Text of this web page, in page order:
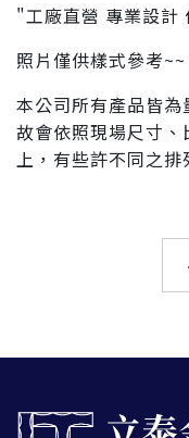
"工廠直營 專業設計
照片僅供樣式參考~~
本公司所有產品皆為
故會依照現場尺寸
上，有些許不同之